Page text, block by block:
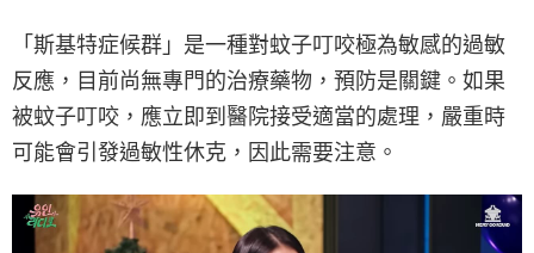
「斯基特症候群」是一種對蚊子叮咬極為敏感的過敏
反應，目前尚無專門的治療藥物，預防是關鍵。如果
被蚊子叮咬，應立即到醫院接受適當的處理，嚴重時
可能會引發過敏性休克，因此需要注意。